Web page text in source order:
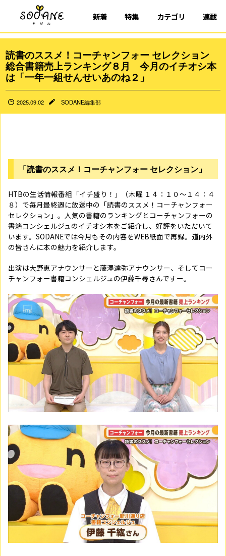
新着 特集 カテゴリ 連載
読書のススメ！コーチャンフォー セレクション
総合書籍売上ランキング８月 今月のイチオシ本
は「一年一組せんせいあのね２」
2025.09.02 SODANE編集部
「読書のススメ！コーチャンフォー セレクション」
HTBの生活情報番組「イチ盛り！」（木曜 １４：１０～１４：４
８）で毎月最終週に放送中の「読書のススメ！コーチャンフォー
セレクション」。人気の書籍のランキングとコーチャンフォーの
書籍コンシェルジュのイチオシ本をご紹介し、好評をいただいて
います。SODANEでは今月もその内容をWEB紙面で再録。道内外
の皆さんに本の魅力を紹介します。
出演は大野恵アナウンサーと藤澤達弥アナウンサー、そしてコー
チャンフォー書籍コンシェルジュの伊藤千尋さんですー。